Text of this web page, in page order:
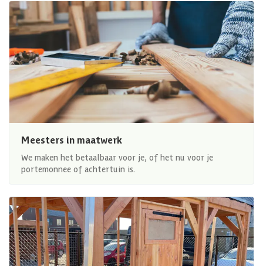
Meesters in maatwerk
We maken het betaalbaar voor je, of het nu voor je
portemonnee of achtertuin is.